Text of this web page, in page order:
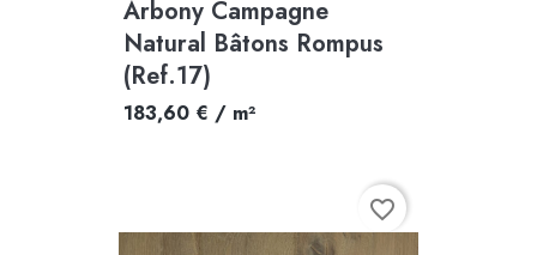
Arbony Campagne
Natural Bâtons Rompus
(Ref.17)
183,60 € / m²
favorite_border